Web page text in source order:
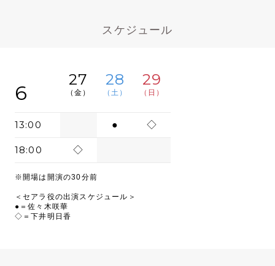
スケジュール
6
27
（金）
28
（土）
29
（日）
13:00 ● ◇
18:00 ◇
※開場は開演の30分前
＜セアラ役の出演スケジュール＞
●＝佐々木咲華
◇＝下井明日香